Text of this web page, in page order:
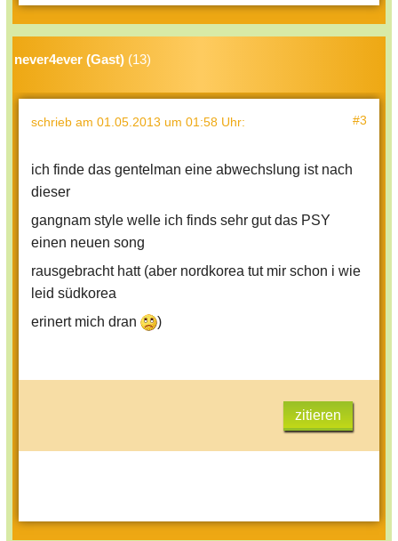
never4ever (Gast) (13)
schrieb am 01.05.2013 um 01:58 Uhr: #3
ich finde das gentelman eine abwechslung ist nach
dieser
gangnam style welle ich finds sehr gut das PSY
einen neuen song
rausgebracht hatt (aber nordkorea tut mir schon i wie
leid südkorea
erinert mich dran
)
zitieren